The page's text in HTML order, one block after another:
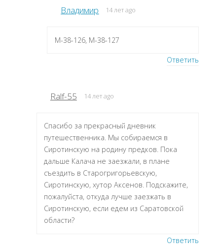
Владимир 14 лет ago
M-38-126, M-38-127
Ответить
Ralf-55 14 лет ago
Спасибо за прекрасный дневник
путешественника. Мы собираемся в
Сиротинскую на родину предков. Пока
дальше Калача не заезжали, в плане
съездить в Старогригорьевскую,
Сиротинскую, хутор Аксенов. Подскажите,
пожалуйста, откуда лучше заезжать в
Сиротинскую, если едем из Саратовской
области?
Ответить